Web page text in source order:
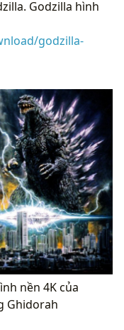
Godzilla hình
godzilla-
nền 4K của
Ghidorah